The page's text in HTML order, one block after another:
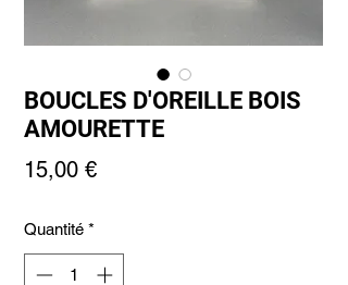
BOUCLES D'OREILLE BOIS
AMOURETTE
15,00 €Prix
Quantité *